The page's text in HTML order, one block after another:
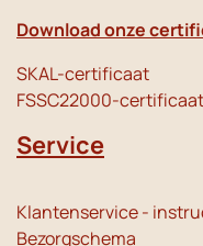
Download onze
SKAL-certificaat
FSSC22000-
Service
Klantenservice -
Bezorgschema